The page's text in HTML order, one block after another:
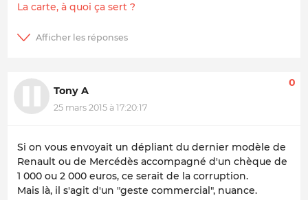
La carte, à quoi ça sert ?
Tony A
25 mars 2015 à 17:20:17
0
Si on vous envoyait un dépliant du dernier modèle de
Renault ou de Mercédès accompagné d'un chèque de
1 000 ou 2 000 euros, ce serait de la corruption.
Mais là, il s'agit d'un "geste commercial", nuance.